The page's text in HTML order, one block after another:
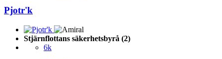
Pjotr'k
Stjärnflottans säkerhetsbyrå (2)
6k